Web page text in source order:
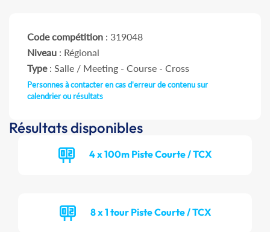
Code compétition : 319048
Niveau : Régional
Type: Salle / Meeting - Course - Cross
Personnes à contacter en cas d'erreur de contenu sur
calendrier ou résultats
Résultats disponibles
4 x 100m Piste Courte / TCX
8 x 1 tour Piste Courte / TCX